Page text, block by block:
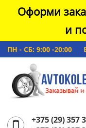
Оформи
и
ПН - СБ: 9:00 -20:00
+375 (29) 357